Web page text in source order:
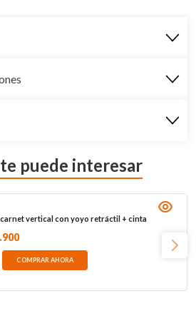
puede interesar
vertical con yoyo retráctil + cinta
900
COMPRAR AHORA